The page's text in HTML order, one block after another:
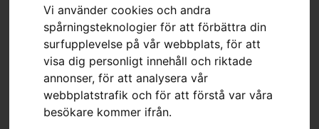
Vi använder cookies och andra
spårningsteknologier för att förbättra din
surfupplevelse på vår webbplats, för att
visa dig personligt innehåll och riktade
annonser, för att analysera vår
webbplatstrafik och för att förstå var våra
besökare kommer ifrån.